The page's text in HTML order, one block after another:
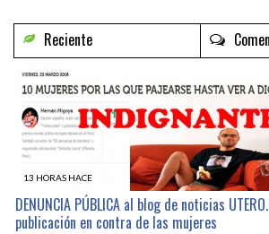
Reciente
13 HORAS HACE
DENUNCIA PÚBLICA al blog de noticias
publicación en contra de las mujeres